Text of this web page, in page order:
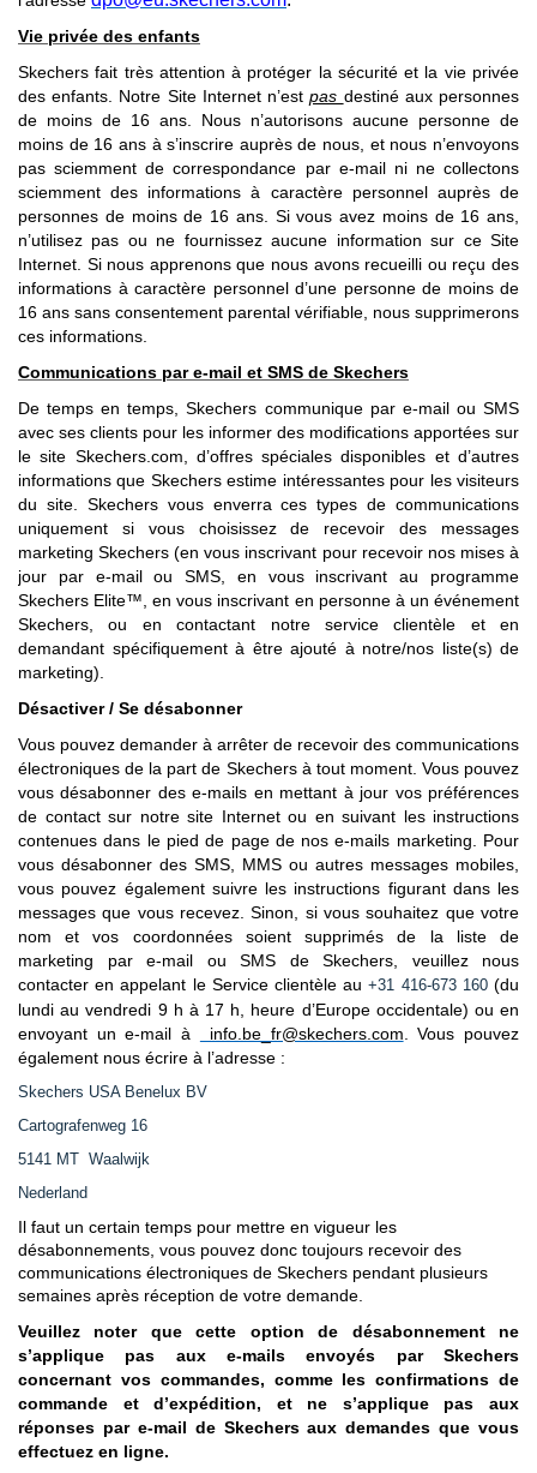
Vie privée des enfants
Skechers fait très attention à protéger la sécurité et la vie privée
des enfants. Notre Site Internet n’estpas destiné aux personnes
de moins de 16 ans. Nous n’autorisons aucune personne de
moins de 16 ans à s’inscrire auprès de nous, et nous n’envoyons
pas sciemment de correspondance par e-mail ni ne collectons
sciemment des informations à caractère personnel auprès de
personnes de moins de 16 ans. Si vous avez moins de 16 ans,
n’utilisez pas ou ne fournissez aucune information sur ce Site
Internet. Si nous apprenons que nous avons recueilli ou reçu des
informations à caractère personnel d’une personne de moins de
16 ans sans consentement parental vérifiable, nous supprimerons
ces informations.
Communications par e-mail et SMS de Skechers
De temps en temps, Skechers communique par e-mail ou SMS
avec ses clients pour les informer des modifications apportées sur
le site Skechers.com, d’offres spéciales disponibles et d’autres
informations que Skechers estime intéressantes pour les visiteurs
du site. Skechers vous enverra ces types de communications
uniquement si vous choisissez de recevoir des messages
marketing Skechers (en vous inscrivant pour recevoir nos mises à
jour par e-mail ou SMS, en vous inscrivant au programme
Skechers Elite™, en vous inscrivant en personne à un événement
Skechers, ou en contactant notre service clientèle et en
demandant spécifiquement à être ajouté à notre/nos liste(s) de
marketing).
Désactiver / Se désabonner
Vous pouvez demander à arrêter de recevoir des communications
électroniques de la part de Skechers à tout moment. Vous pouvez
vous désabonner des e-mails en mettant à jour vos préférences
de contact sur notre site Internet ou en suivant les instructions
contenues dans le pied de page de nos e-mails marketing. Pour
vous désabonner des SMS, MMS ou autres messages mobiles,
vous pouvez également suivre les instructions figurant dans les
messages que vous recevez. Sinon, si vous souhaitez que votre
nom et vos coordonnées soient supprimés de la liste de
marketing par e-mail ou SMS de Skechers, veuillez nous
contacter en appelant le Service clientèle au+31 416-673 160(du
lundi au vendredi 9 h à 17 h, heure d’Europe occidentale) ou en
envoyant un e-mail à
info.be_fr@skechers.com . Vous pouvez
également nous écrire à l’adresse :
Skechers USA Benelux BV
Cartografenweg 16
5141 MT Waalwijk
Nederland
Il faut un certain temps pour mettre en vigueur les
désabonnements, vous pouvez donc toujours recevoir des
communications électroniques de Skechers pendant plusieurs
semaines après réception de votre demande.
Veuillez noter que cette option de désabonnement ne
s’applique pas aux e-mails envoyés par Skechers
concernant vos commandes, comme les confirmations de
commande et d’expédition, et ne s’applique pas aux
réponses par e-mail de Skechers aux demandes que vous
effectuez en ligne.